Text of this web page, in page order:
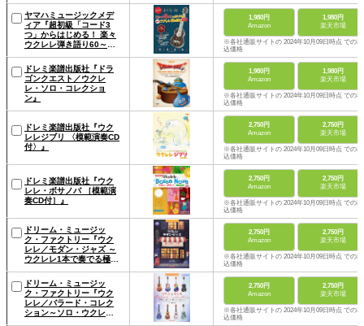
ヤマハミュージックメデ
ィア『超初級「コード3
つ」からはじめる！ 楽々
ウクレレ弾き語り60～演
1,980円
Amazon
1,980円
楽天市場
※各社通販サイトの 2024年10月09日時点 での税
込価格
ドレミ楽譜出版社『ドラ
ゴンクエスト／ウクレ
レ・ソロ・コレクショ
ン』
1,980円
Amazon
1,980円
楽天市場
※各社通販サイトの 2024年10月09日時点 での税
込価格
ドレミ楽譜出版社『ウク
レレジブリ 〈模範演奏CD
付〉』
2,750円
Amazon
2,750円
楽天市場
※各社通販サイトの 2024年10月09日時点 での税
込価格
ドレミ楽譜出版社『ウク
レレ・ボサノバ ［模範演
奏CD付］』
2,750円
Amazon
2,750円
楽天市場
※各社通販サイトの 2024年10月09日時点 での税
込価格
ドリーム・ミュージッ
ク・ファクトリー『ウク
レレ／モダン・ジャズ ～
ウクレレ1本で奏でる極上
CD付］』
2,750円
Amazon
2,750円
楽天市場
※各社通販サイトの 2024年10月09日時点 での税
込価格
ドリーム・ミュージッ
ク・ファクトリー『ウク
レレ／バラード・コレク
ション～ソロ・ウクレレ
2,750円
Amazon
2,750円
楽天市場
※各社通販サイトの 2024年10月09日時点 での税
込価格